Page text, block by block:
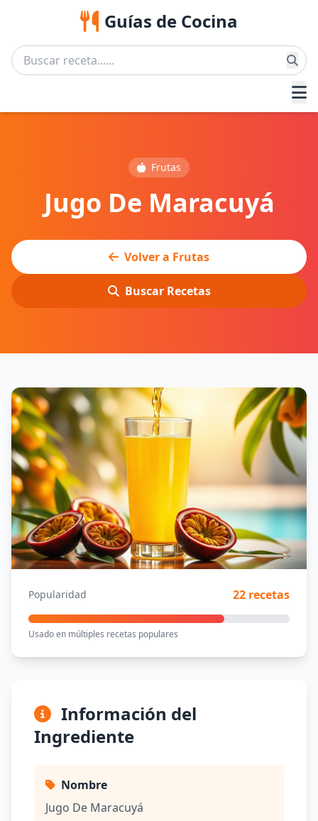
Guías de Cocina
Frutas
Jugo De Maracuyá
Volver a Frutas
Buscar Recetas
Popularidad 22 recetas
Usado en múltiples recetas populares
Información del
Ingrediente
Nombre
Jugo De Maracuyá